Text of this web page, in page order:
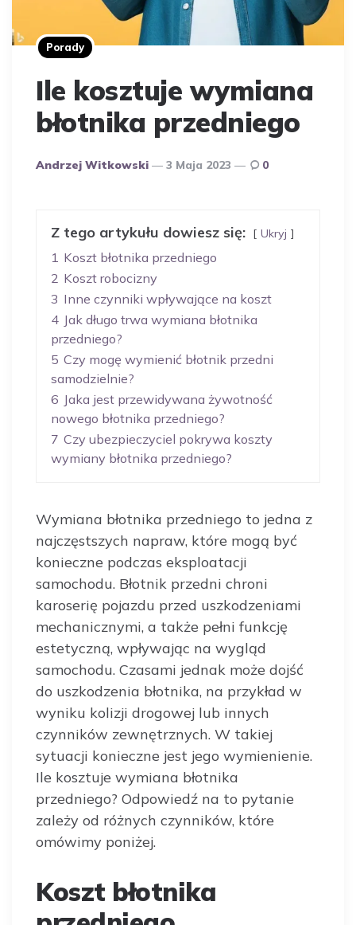
Porady
Ile kosztuje wymiana
błotnika przedniego
Opublikowany
Andrzej Witkowski 3 Maja 2023 0
Z tego artykułu dowiesz się: Ukryj
1 Koszt błotnika przedniego
2 Koszt robocizny
3 Inne czynniki wpływające na koszt
4 Jak długo trwa wymiana błotnika
przedniego?
5 Czy mogę wymienić błotnik przedni
samodzielnie?
6 Jaka jest przewidywana żywotność
nowego błotnika przedniego?
7 Czy ubezpieczyciel pokrywa koszty
wymiany błotnika przedniego?
Wymiana błotnika przedniego to jedna z
najczęstszych napraw, które mogą być
konieczne podczas eksploatacji
samochodu. Błotnik przedni chroni
karoserię pojazdu przed uszkodzeniami
mechanicznymi, a także pełni funkcję
estetyczną, wpływając na wygląd
samochodu. Czasami jednak może dojść
do uszkodzenia błotnika, na przykład w
wyniku kolizji drogowej lub innych
czynników zewnętrznych. W takiej
sytuacji konieczne jest jego wymienienie.
Ile kosztuje wymiana błotnika
przedniego? Odpowiedź na to pytanie
zależy od różnych czynników, które
omówimy poniżej.
Koszt błotnika